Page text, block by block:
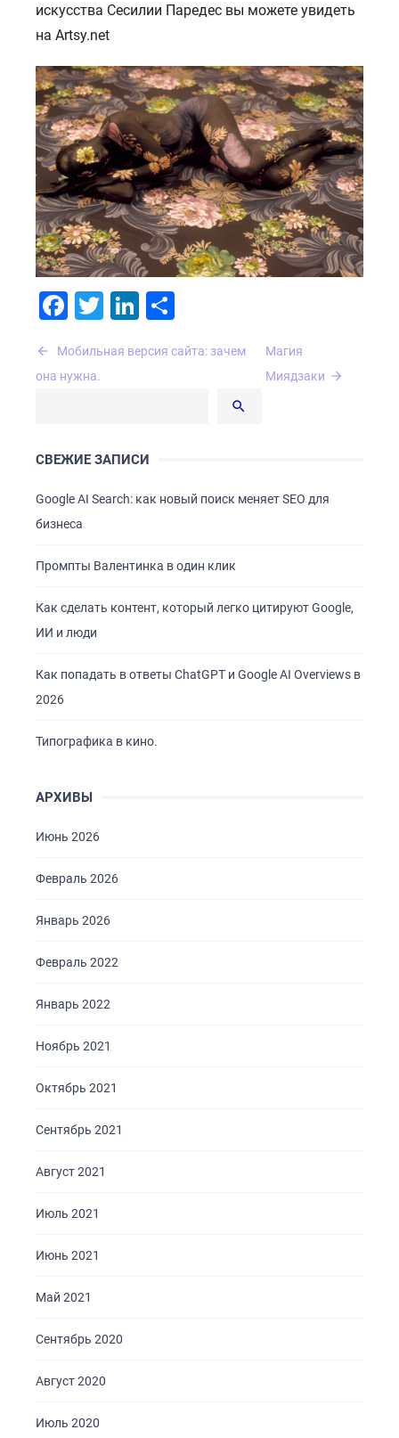
искусства Сесилии Паредес вы можете увидеть
на Artsy.net
Facebook
TwitterLinkedIn
Навигация
по
Мобильная версия сайта: зачем
она нужна.
Магия
Миядзаки
СВЕЖИЕ ЗАПИСИ
Google AI Search: как новый поиск меняет SEO для
бизнеса
Промпты Валентинка в один клик
Как сделать контент, который легко цитируют Google,
ИИ и люди
Как попадать в ответы ChatGPT и Google AI Overviews в
2026
Типографика в кино.
АРХИВЫ
Июнь 2026
Февраль 2026
Январь 2026
Февраль 2022
Январь 2022
Ноябрь 2021
Октябрь 2021
Сентябрь 2021
Август 2021
Июль 2021
Июнь 2021
Май 2021
Сентябрь 2020
Август 2020
Июль 2020